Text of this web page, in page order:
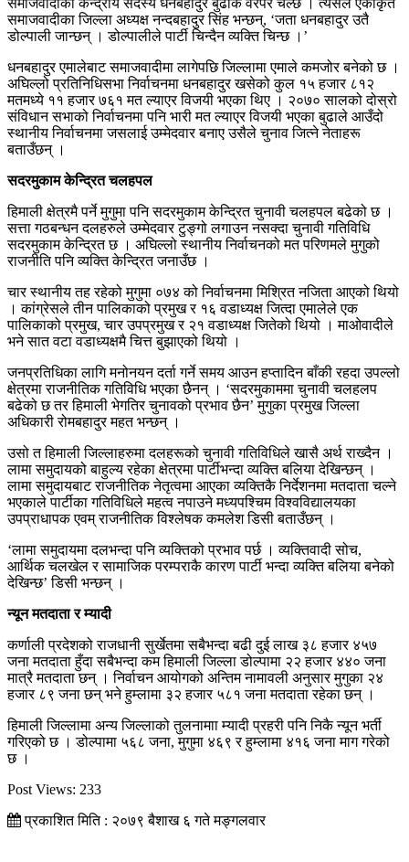
समाजवादीका केन्द्रीय सदस्य धनबहादुर बुढाकै वरपर चल्छ । त्यसैले एकीकृत
समाजवादीका जिल्ला अध्यक्ष नन्दबहादुर सिंह भन्छन्, ‘जता धनबहादुर उतै
डोल्पाली जान्छन् । डोल्पालीले पार्टी चिन्दैन व्यक्ति चिन्छ ।’
धनबहादुर एमालेबाट समाजवादीमा लागेपछि जिल्लामा एमाले कमजोर बनेको छ ।
अघिल्लो प्रतिनिधिसभा निर्वाचनमा धनबहादुर खसेको कुल १५ हजार ८१२
मतमध्ये ११ हजार ७६१ मत ल्याएर विजयी भएका थिए । २०७० सालको दोस्रो
संविधान सभाको निर्वाचनमा पनि भारी मत ल्याएर विजयी भएका बुढाले आउँदो
स्थानीय निर्वाचनमा जसलाई उम्मेदवार बनाए उसैले चुनाव जित्ने नेताहरू
बताउँछन् ।
सदरमुकाम केन्द्रित चलहपल
हिमाली क्षेत्रमै पर्ने मुगुमा पनि सदरमुकाम केन्द्रित चुनावी चलहपल बढेको छ ।
सत्ता गठबन्धन दलहरुले उम्मेदवार टुङ्गो लगाउन नसक्दा चुनावी गतिविधि
सदरमुकाम केन्द्रित छ । अघिल्लो स्थानीय निर्वाचनको मत परिणमले मुगुको
राजनीति पनि व्यक्ति केन्द्रित जनाउँछ ।
चार स्थानीय तह रहेको मुगुमा ०७४ को निर्वाचनमा मिश्रित नजिता आएको थियो
। कांग्रेसले तीन पालिकाको प्रमुख र १६ वडाध्यक्ष जित्दा एमालेले एक
पालिकाको प्रमुख, चार उपप्रमुख र २१ वडाध्यक्ष जितेको थियो । माओवादीले
भने सात वटा वडाध्यक्षमै चित्त बुझाएको थियो ।
जनप्रतिधिका लागि मनोनयन दर्ता गर्ने समय आउन हप्तादिन बाँकी रहदा उपल्लो
क्षेत्रमा राजनीतिक गतिविधि भएका छैनन् । ‘सदरमुकाममा चुनावी चलहलप
बढेको छ तर हिमाली भेगतिर चुनावको प्रभाव छैन’ मुगुका प्रमुख जिल्ला
अधिकारी रोमबहादुर महत भन्छन् ।
उसो त हिमाली जिल्लाहरुमा दलहरूको चुनावी गतिविधिले खासै अर्थ राख्दैन ।
लामा समुदायको बाहुल्य रहेका क्षेत्रमा पार्टीभन्दा व्यक्ति बलिया देखिन्छन् ।
लामा समुदायबाट राजनीतिक नेतृत्वमा आएका व्यक्तिकै निर्देशनमा मतदाता चल्ने
भएकाले पार्टीका गतिविधिले महत्व नपाउने मध्यपश्चिम विश्वविद्यालयका
उपप्राधापक एवम् राजनीतिक विश्लेषक कमलेश डिसी बताउँछन् ।
‘लामा समुदायमा दलभन्दा पनि व्यक्तिको प्रभाव पर्छ । व्यक्तिवादी सोच,
आर्थिक चलखेल र सामाजिक परम्पराकै कारण पार्टी भन्दा व्यक्ति बलिया बनेको
देखिन्छ’ डिसी भन्छन् ।
न्यून मतदाता र म्यादी
कर्णाली प्रदेशको राजधानी सुर्खेतमा सबैभन्दा बढी दुई लाख ३८ हजार ४५७
जना मतदाता हुँदा सबैभन्दा कम हिमाली जिल्ला डोल्पामा २२ हजार ४४० जना
मात्रै मतदाता छन् । निर्वाचन आयोगको अन्तिम नामावली अनुसार मुगुका २४
हजार ८९ जना छन् भने हुम्लामा ३२ हजार ५८१ जना मतदाता रहेका छन् ।
हिमाली जिल्लामा अन्य जिल्लाको तुलनामाा म्यादी प्रहरी पनि निकै न्यून भर्ती
गरिएको छ । डोल्पामा ५६८ जना, मुगुमा ४६९ र हुम्लामा ४१६ जना माग गरेको
छ ।
Post Views: 233
प्रकाशित मिति : २०७९ बैशाख ६ गते मङ्गलवार